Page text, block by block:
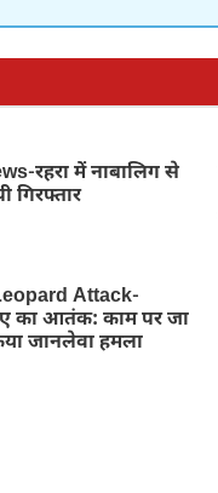
रहरा में नाबालिग से
गिरफ्तार
Attack-
का आतंक: काम पर जा
जानलेवा हमला